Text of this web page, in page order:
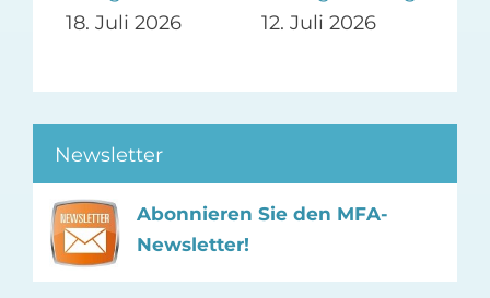
18. Juli 2026
12. Juli 2026
Newsletter
Abonnieren Sie den MFA-
Newsletter!